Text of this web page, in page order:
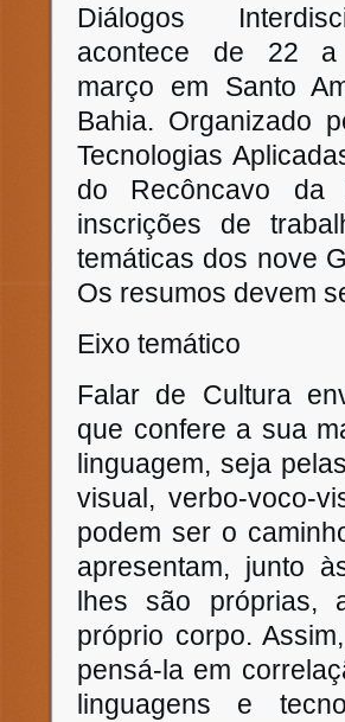
Diálogos
acontece de 22
março em Santo
Bahia. Organizado
Tecnologias
do Recôncavo da
inscrições de
temáticas dos nove
Os resumos devem
Eixo temático
Falar de Cultura
que confere a sua
linguagem, seja
visual, verbo-voco-
podem ser o
apresentam, junto
lhes são próprias,
próprio corpo.
pensá-la em
linguagens e